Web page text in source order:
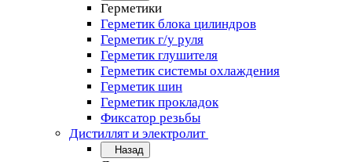
Герметики
Герметик блока цилиндров
Герметик г/у руля
Герметик глушителя
Герметик системы охлаждения
Герметик шин
Герметик прокладок
Фиксатор резьбы
Дистиллят и электролит
Назад